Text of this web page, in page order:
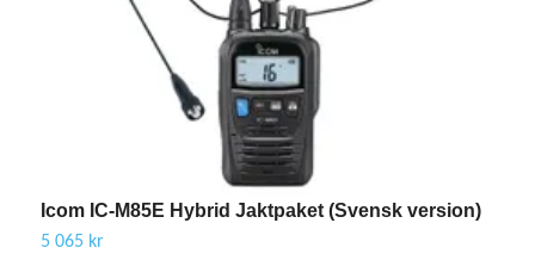
Icom IC-M85E Hybrid Jaktpaket (Svensk version)
5 065 kr